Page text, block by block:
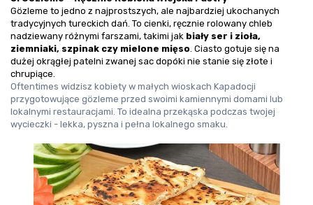
Gözleme to jedno z najprostszych, ale najbardziej ukochanych
tradycyjnych tureckich dań. To cienki, ręcznie rolowany chleb
nadziewany różnymi farszami, takimi jak biały ser i zioła,
ziemniaki, szpinak czy mielone mięso . Ciasto gotuje się na
dużej okrągłej patelni zwanej sac dopóki nie stanie się złote i
chrupiące.
Oftentimes widzisz kobiety w małych wioskach Kapadocji
przygotowujące gözleme przed swoimi kamiennymi domami lub
lokalnymi restauracjami. To idealna przekąska podczas twojej
wycieczki - lekka, pyszna i pełna lokalnego smaku.